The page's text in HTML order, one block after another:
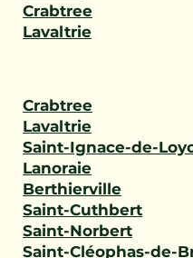
Crabtree
Lavaltrie
Crabtree
Lavaltrie
Saint-Ignace-de-
Lanoraie
Berthierville
Saint-Cuthbert
Saint-Norbert
Saint-Cléophas-de-